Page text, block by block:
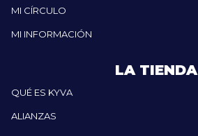
MI CÍRCULO
MI INFORMACIÓN
LA TIENDA
QUÉ ES KYVA
ALIANZAS